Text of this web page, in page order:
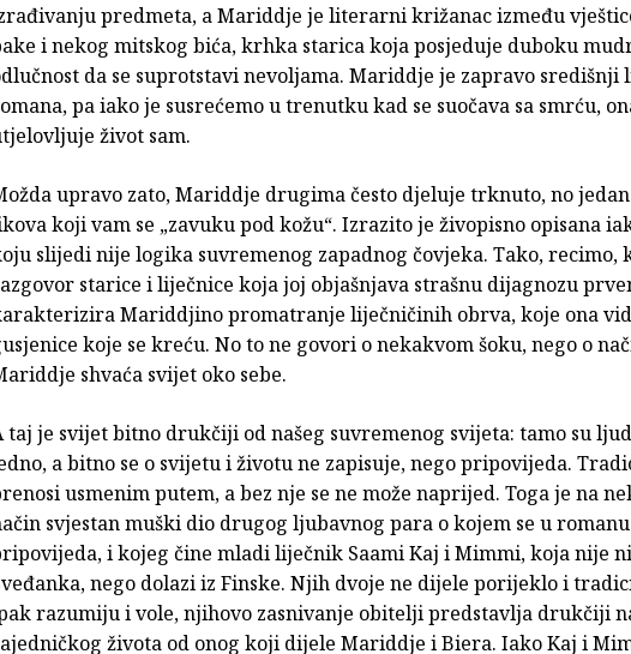
predmeta, a Mariddje je literarni križanac između
i nekog mitskog bića, krhka starica koja posjeduje duboku
da se suprotstavi nevoljama. Mariddje je zapravo središnji
pa iako je susrećemo u trenutku kad se suočava sa smrću,
život sam.
upravo zato, Mariddje drugima često djeluje trknuto, no
koji vam se „zavuku pod kožu“. Izrazito je živopisno opisana
slijedi nije logika suvremenog zapadnog čovjeka. Tako, recimo,
starice i liječnice koja joj objašnjava strašnu dijagnozu
Mariddjino promatranje liječničinih obrva, koje ona
koje se kreću. No to ne govori o nekakvom šoku, nego o
shvaća svijet oko sebe.
taj je svijet bitno drukčiji od našeg suvremenog svijeta: tamo su
a bitno se o svijetu i životu ne zapisuje, nego pripovijeda.
usmenim putem, a bez nje se ne može naprijed. Toga je na
svjestan muški dio drugog ljubavnog para o kojem se u romanu
i kojeg čine mladi liječnik Saami Kaj i Mimmi, koja nije
nego dolazi iz Finske. Njih dvoje ne dijele porijeklo i
razumiju i vole, njihovo zasnivanje obitelji predstavlja drukčiji
života od onog koji dijele Mariddje i Biera. Iako Kaj i